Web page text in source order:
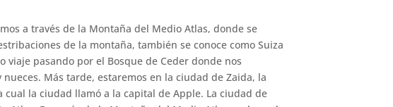
a través de la Montaña del Medio Atlas, donde se
de la montaña, también se conoce como Suiza
pasando por el Bosque de Ceder donde nos
Más tarde, estaremos en la ciudad de Zaida, la
la ciudad llamó a la capital de Apple. La ciudad de